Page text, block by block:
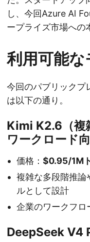
し、今回Azure AI
ープライズ市場への
利用可能
今回のパブリックプ
は以下の通り。
Kimi K2.6（複
ワークロード向
価格： $0.95/1M
複雑な多段階推論
ルとして設計
企業のワークフロ
DeepSeek V4